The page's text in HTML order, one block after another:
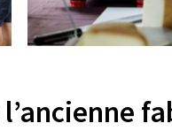
l’ancienne